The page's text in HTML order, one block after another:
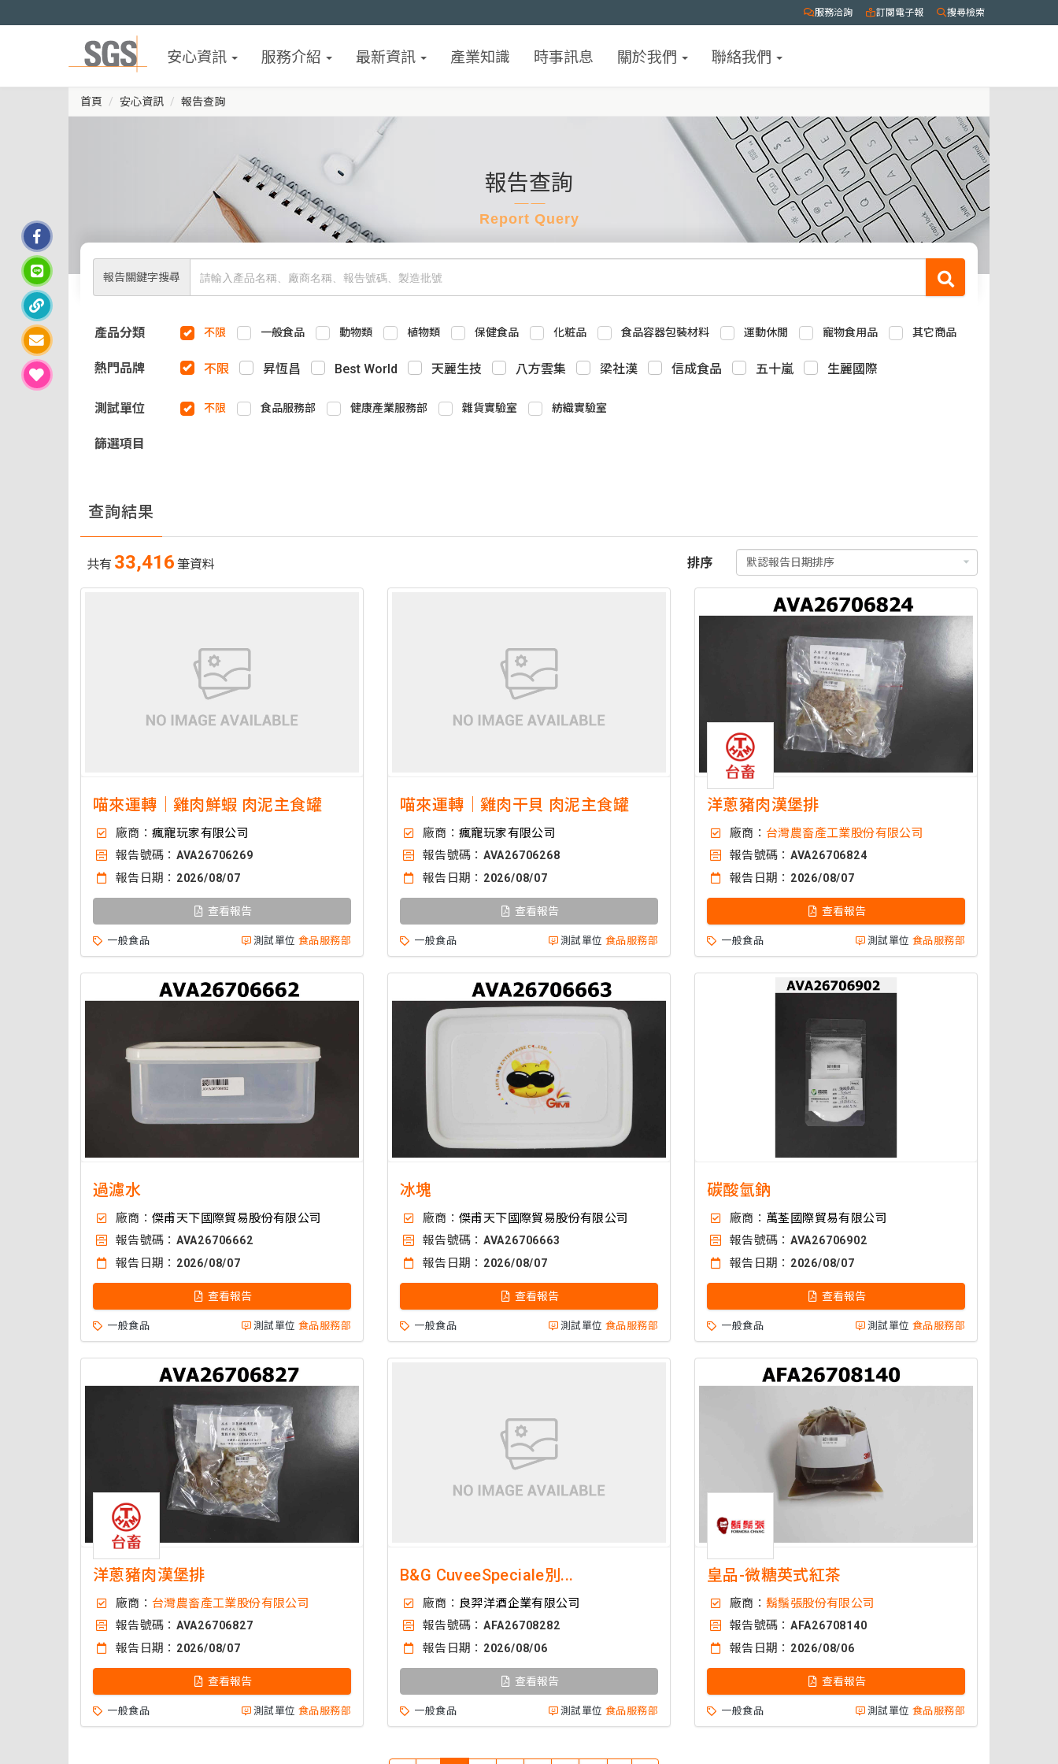
服務洽詢 訂閱電子報 搜尋檢索
安心資訊 服務介紹 最新資訊 產業知識 時事訊息 關於我們 聯絡我們
首頁 安心資訊 報告查詢
報告查詢
Report Query
報告關鍵字搜尋
產品分類 不限 一般食品 動物類 植物類 保健食品 化粧品 食品容器包裝材料 運動休閒 寵物食用品 其它商品
熱門品牌 不限 昇恆昌 Best World 天麗生技 八方雲集 梁社漢 信成食品 五十嵐 生麗國際
測試單位 不限 食品服務部 健康產業服務部 雜貨實驗室 紡織實驗室
篩選項目
查詢結果
共有 33,416 筆資料 排序
喵來運轉｜雞肉鮮蝦 肉泥主食罐
廠商： 瘋寵玩家有限公司
報告號碼： AVA26706269
報告日期： 2026/08/07
查看報告
一般食品 測試單位 食品服務部
喵來運轉｜雞肉干貝 肉泥主食罐
廠商： 瘋寵玩家有限公司
報告號碼： AVA26706268
報告日期： 2026/08/07
查看報告
一般食品 測試單位 食品服務部
洋蔥豬肉漢堡排
廠商： 台灣農畜產工業股份有限公司
報告號碼： AVA26706824
報告日期： 2026/08/07
查看報告
一般食品 測試單位 食品服務部
過濾水
廠商： 傑甫天下國際貿易股份有限公司
報告號碼： AVA26706662
報告日期： 2026/08/07
查看報告
一般食品 測試單位 食品服務部
冰塊
廠商： 傑甫天下國際貿易股份有限公司
報告號碼： AVA26706663
報告日期： 2026/08/07
查看報告
一般食品 測試單位 食品服務部
碳酸氫鈉
廠商： 萬荃國際貿易有限公司
報告號碼： AVA26706902
報告日期： 2026/08/07
查看報告
一般食品 測試單位 食品服務部
洋蔥豬肉漢堡排
廠商： 台灣農畜產工業股份有限公司
報告號碼： AVA26706827
報告日期： 2026/08/07
查看報告
一般食品 測試單位 食品服務部
B&G CuveeSpeciale別...
廠商： 良羿洋酒企業有限公司
報告號碼： AFA26708282
報告日期： 2026/08/06
查看報告
一般食品 測試單位 食品服務部
皇品-微糖英式紅茶
廠商： 鬍鬚張股份有限公司
報告號碼： AFA26708140
報告日期： 2026/08/06
查看報告
一般食品 測試單位 食品服務部